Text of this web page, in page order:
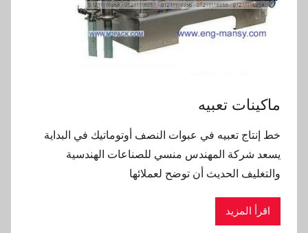
ماكينات تعبيه
خط إنتاج تعبيه في عبوات النصف أوتوماتيك في البداية
يسعد شركة المهندس منسي للصناعات الهندسية
والتغليف الحديث أن توضح لعملائها
اقرأ المزيد